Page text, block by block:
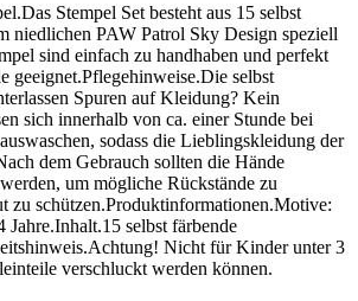
Stempel Set besteht aus 15 selbst
niedlichen PAW Patrol Sky Design speziell
sind einfach zu handhaben und perfekt
geeignet.Pflegehinweise.Die selbst
Spuren auf Kleidung? Kein
sich innerhalb von ca. einer Stunde bei
sodass die Lieblingskleidung der
dem Gebrauch sollten die Hände
um mögliche Rückstände zu
zu schützen.Produktinformationen.Motive:
Jahre.Inhalt.15 selbst färbende
Nicht für Kinder unter 3
verschluckt werden können.